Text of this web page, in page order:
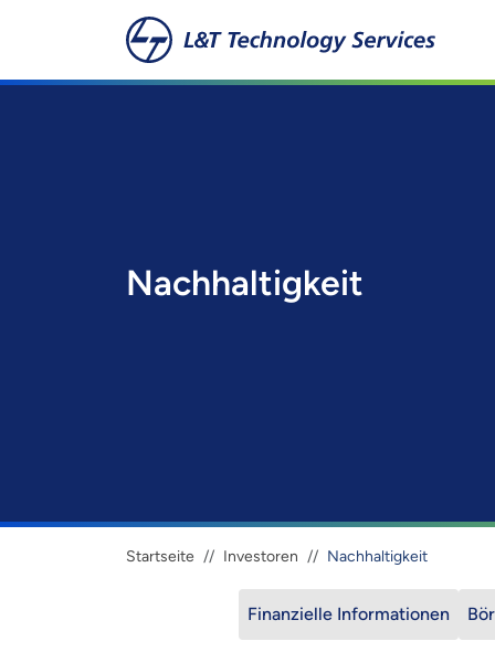
Zum Hauptinhalt springen
Nachhaltigkeit
Brotkrümel
Startseite Investoren Nachhaltigkeit
Finanzielle Informationen